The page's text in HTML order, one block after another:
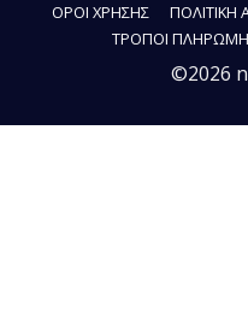
ΟΡΟΙ ΧΡΗΣΗΣ
ΤΡΟΠΟΙ
©2026